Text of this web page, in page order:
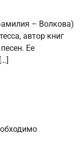
– Волкова)
автор книг
Ее